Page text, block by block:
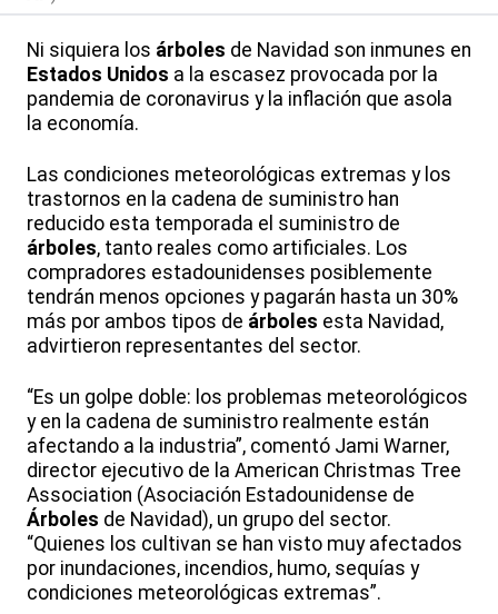
Ni siquiera los árboles de Navidad son inmunes en
Estados Unidos a la escasez provocada por la
pandemia de coronavirus y la inflación que asola
la economía.
Las condiciones meteorológicas extremas y los
trastornos en la cadena de suministro han
reducido esta temporada el suministro de
árboles, tanto reales como artificiales. Los
compradores estadounidenses posiblemente
tendrán menos opciones y pagarán hasta un 30%
más por ambos tipos de árboles esta Navidad,
advirtieron representantes del sector.
“Es un golpe doble: los problemas meteorológicos
y en la cadena de suministro realmente están
afectando a la industria”, comentó Jami Warner,
director ejecutivo de la American Christmas Tree
Association (Asociación Estadounidense de
Árboles de Navidad), un grupo del sector.
“Quienes los cultivan se han visto muy afectados
por inundaciones, incendios, humo, sequías y
condiciones meteorológicas extremas”.